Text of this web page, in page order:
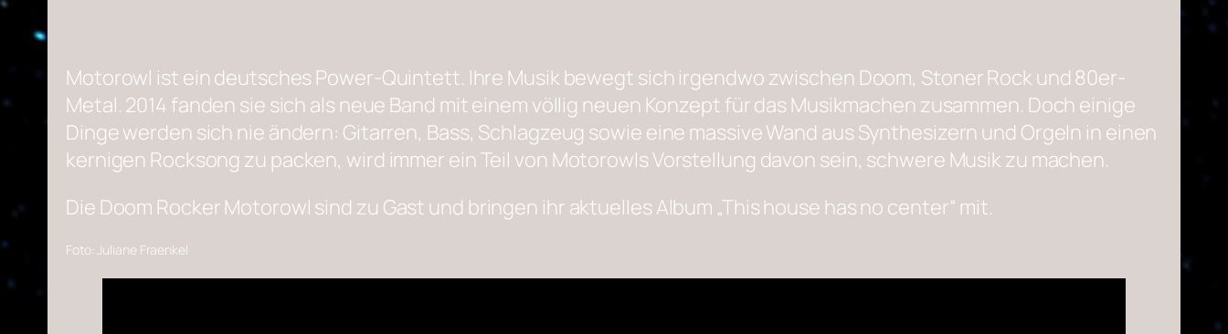
Motorowl ist ein deutsches Power-Quintett. Ihre Musik bewegt sich irgendwo zwischen Doom, Stoner Rock und 80er-
Metal. 2014 fanden sie sich als neue Band mit einem völlig neuen Konzept für das Musikmachen zusammen. Doch einige
Dinge werden sich nie ändern: Gitarren, Bass, Schlagzeug sowie eine massive Wand aus Synthesizern und Orgeln in einen
kernigen Rocksong zu packen, wird immer ein Teil von Motorowls Vorstellung davon sein, schwere Musik zu machen.
Die Doom Rocker Motorowl sind zu Gast und bringen ihr aktuelles Album „This house has no center“ mit.
Foto: Juliane Fraenkel